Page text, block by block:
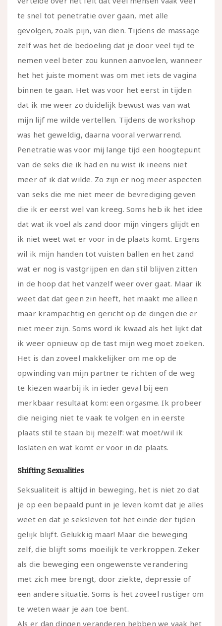
te snel tot penetratie over gaan, met alle
gevolgen, zoals pijn, van dien. Tijdens de massage
zelf was het de bedoeling dat je door veel tijd te
nemen veel beter zou kunnen aanvoelen, wanneer
het het juiste moment was om met iets de vagina
binnen te gaan. Het was voor het eerst in tijden
dat ik me weer zo duidelijk bewust was van wat
mijn lijf me wilde vertellen. Tijdens de workshop
was het geweldig, daarna vooral verwarrend.
Penetratie was voor mij lange tijd een hoogtepunt
van de seks die ik had en nu wist ik ineens niet
meer of ik dat wilde. Zo zijn er nog meer aspecten
van seks die me niet meer de bevrediging geven
die ik er eerst wel van kreeg. Soms heb ik het idee
dat wat ik voel als zand door mijn vingers glijdt en
ik niet weet wat er voor in de plaats komt. Ergens
wil ik mijn handen tot vuisten ballen en het zand
wat er nog is vastgrijpen en dan stil blijven zitten
in de hoop dat het vanzelf weer over gaat. Maar ik
weet dat dat geen zin heeft, het maakt me alleen
maar krampachtig en gericht op de dingen die er
niet meer zijn. Soms word ik kwaad als het lijkt dat
ik weer opnieuw op de tast mijn weg moet zoeken.
Het is dan zoveel makkelijker om me op de
opwinding van mijn partner te richten of de weg
te kiezen waarbij ik in ieder geval bij een
merkbaar resultaat kom: een orgasme. Ik probeer
die neiging niet te vaak te volgen en in eerste
plaats stil te staan bij mezelf: wat moet/wil ik
loslaten en wat komt er voor in de plaats.
Shifting Sexualities
Seksualiteit is altijd in beweging, het is niet zo dat
je op een bepaald punt in je leven komt dat je alles
weet en dat je seksleven tot het einde der tijden
gelijk blijft. Gelukkig maar! Maar die beweging
zelf, die blijft soms moeilijk te verkroppen. Zeker
als die beweging een ongewenste verandering
met zich mee brengt, door ziekte, depressie of
een andere situatie. Soms is het zoveel rustiger om
te weten waar je aan toe bent.
Als er dan dingen veranderen hebben we vaak het